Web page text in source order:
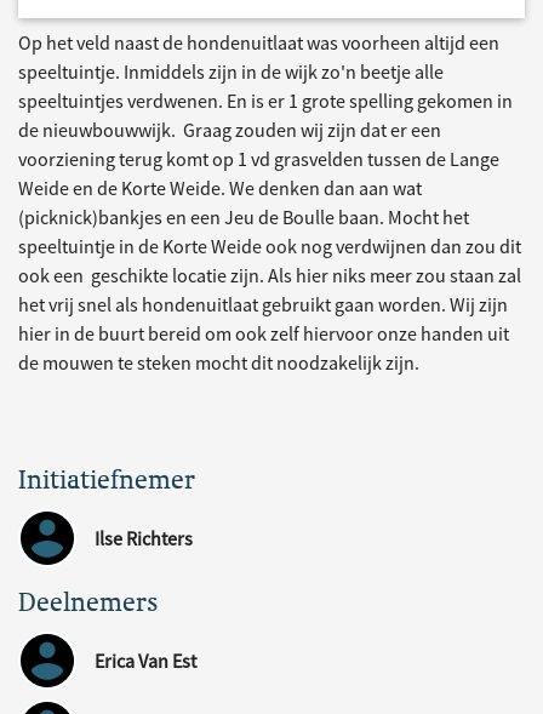
Op het veld naast de hondenuitlaat was voorheen altijd een
speeltuintje. Inmiddels zijn in de wijk zo'n beetje alle
speeltuintjes verdwenen. En is er 1 grote spelling gekomen in
de nieuwbouwwijk. Graag zouden wij zijn dat er een
voorziening terug komt op 1 vd grasvelden tussen de Lange
Weide en de Korte Weide. We denken dan aan wat
(picknick)bankjes en een Jeu de Boulle baan. Mocht het
speeltuintje in de Korte Weide ook nog verdwijnen dan zou dit
ook een geschikte locatie zijn. Als hier niks meer zou staan zal
het vrij snel als hondenuitlaat gebruikt gaan worden. Wij zijn
hier in de buurt bereid om ook zelf hiervoor onze handen uit
de mouwen te steken mocht dit noodzakelijk zijn.
Initiatiefnemer
Ilse Richters
Deelnemers
Erica Van Est